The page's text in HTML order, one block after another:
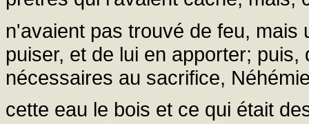
n'avaient pas trouvé de feu,
puiser, et de lui en apporter;
nécessaires au sacrifice,
cette eau le bois et ce qui était